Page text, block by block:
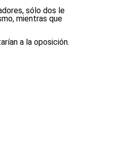
sólo dos le
mientras que
a la oposición.